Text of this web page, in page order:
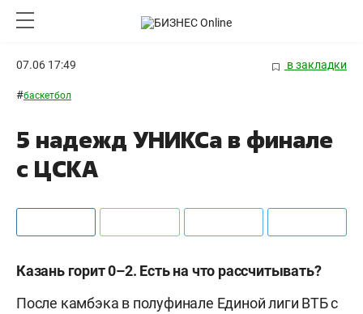
07.06 17:49 в закладки
#баскетбол
5 надежд УНИКСа в финале
с ЦСКА
Казань горит 0–2. Есть на что рассчитывать?
После камбэка в полуфинале Единой лиги ВТБ с